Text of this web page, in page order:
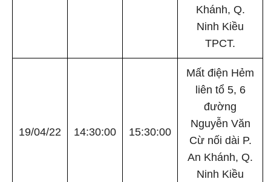
Khánh, Q.
Ninh Kiều
TPCT.
19/04/22 14:30:00 15:30:00
Mất điện Hẻm
liên tổ 5, 6
đường
Nguyễn Văn
Cừ nối dài P.
An Khánh, Q.
Ninh Kiều